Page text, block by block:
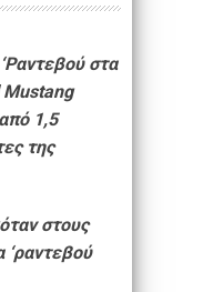
στα
Mustang
1,5
της
στους
‘ραντεβού